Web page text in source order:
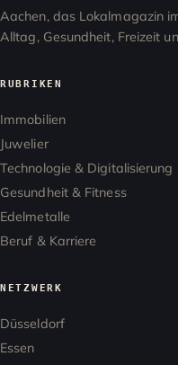
Aachen, das Lokalmagazin
Alltag, Gesundheit, Freizeit
RUBRIKEN
Immobilien
Juwelier
Technologie & Digitalisierung
Gesundheit & Fitness
Edelmetalle
Beruf & Karriere
NETZWERK
Düsseldorf
Essen